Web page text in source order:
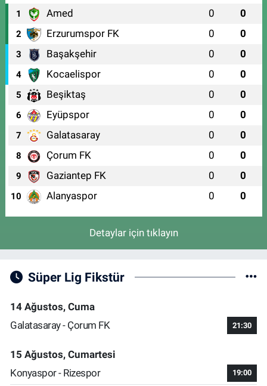
1 Amed 0 0
2 Erzurumspor FK 0 0
3 Başakşehir 0 0
4 Kocaelispor 0 0
5 Beşiktaş 0 0
6 Eyüpspor 0 0
7 Galatasaray 0 0
8 Çorum FK 0 0
9 Gaziantep FK 0 0
10 Alanyaspor 0 0
Detaylar için tıklayın
Süper Lig Fikstür
14 Ağustos, Cuma
Galatasaray - Çorum FK
21:30
15 Ağustos, Cumartesi
Konyaspor - Rizespor
19:00